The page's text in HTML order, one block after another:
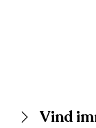
Vind